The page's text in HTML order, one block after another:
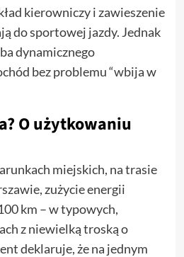
kierowniczy i zawieszenie
do sportowej jazdy. Jednak
dynamicznego
bez problemu “wbija w
O użytkowaniu
miejskich, na trasie
zużycie energii
km – w typowych,
z niewielką troską o
deklaruje, że na jednym